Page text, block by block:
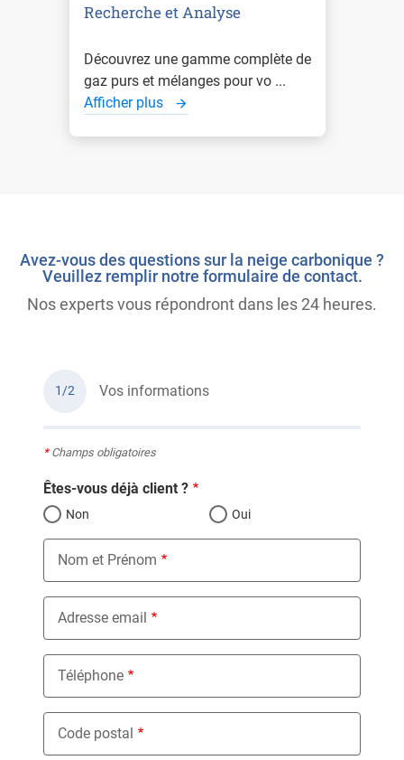
Recherche et Analyse
Découvrez une gamme complète de
gaz purs et mélanges pour vo ...
Afficher plus
Avez-vous des questions sur la neige carbonique ?
Veuillez remplir notre formulaire de contact.
Nos experts vous répondront dans les 24 heures.
1/2 Vos informations
*Champs obligatoires
Êtes-vous déjà client ?
Non Oui
Nom et Prénom
Adresse email
Téléphone
Code postal